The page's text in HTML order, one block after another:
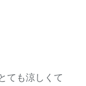
ても涼しくて